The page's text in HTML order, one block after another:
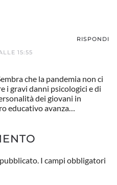
15:55
RISPONDI
che la pandemia non ci
i gravi danni psicologici e di
dei giovani in
educativo avanza…
I campi obbligatori